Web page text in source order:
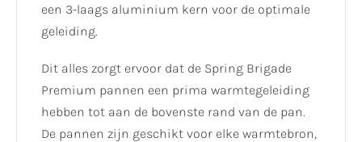
een 3-laags aluminium kern voor de optimale
geleiding.
Dit alles zorgt ervoor dat de Spring Brigade
Premium pannen een prima warmtegeleiding
hebben tot aan de bovenste rand van de pan.
De pannen zijn geschikt voor elke warmtebron,